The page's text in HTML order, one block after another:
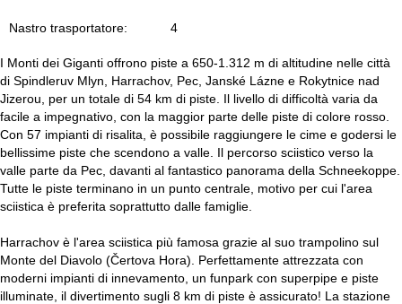
Nastro trasportatore: 4
I Monti dei Giganti offrono piste a 650-1.312 m di altitudine nelle città
di Spindleruv Mlyn, Harrachov, Pec, Janské Lázne e Rokytnice nad
Jizerou, per un totale di 54 km di piste. Il livello di difficoltà varia da
facile a impegnativo, con la maggior parte delle piste di colore rosso.
Con 57 impianti di risalita, è possibile raggiungere le cime e godersi le
bellissime piste che scendono a valle. Il percorso sciistico verso la
valle parte da Pec, davanti al fantastico panorama della Schneekoppe.
Tutte le piste terminano in un punto centrale, motivo per cui l'area
sciistica è preferita soprattutto dalle famiglie.
Harrachov è l'area sciistica più famosa grazie al suo trampolino sul
Monte del Diavolo (Čertova Hora). Perfettamente attrezzata con
moderni impianti di innevamento, un funpark con superpipe e piste
illuminate, il divertimento sugli 8 km di piste è assicurato! La stazione